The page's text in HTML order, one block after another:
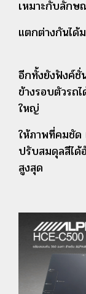
เหมาะกับลักษ
แตกต่างกันได้
อีกทั้งยังฟังค์ชั่
ข้างรอบตัวรถ
ใหญ่
ให้ภาพที่คมชัด
ปรับสมดุลสีได้
สูงสุด